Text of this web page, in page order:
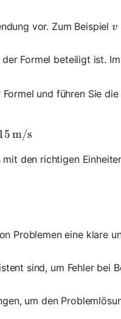
vor. Zum Beispiel v
v
Formel beteiligt ist.
und führen Sie
+ 3 \times 5 = 15 \,
m/s
den richtigen
Problemen eine klare
sind, um Fehler bei
um den